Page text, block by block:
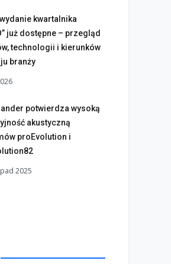
kwartalnika
już dostępne – przegląd
technologii i kierunków
branży
potwierdza wysoką
akustyczną
proEvolution i
2025